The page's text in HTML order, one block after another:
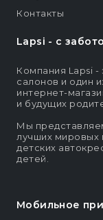
Lapsi - c
Компания Lapsi -
салонов и один
интернет-
и будущих
Мы
лучших мировых
детских
детей.
Мобильное
Контакты